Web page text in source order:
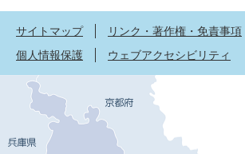
サイトマップ
リンク・著作権・免責事項
個人情報保護
ウェブアクセシビリティ